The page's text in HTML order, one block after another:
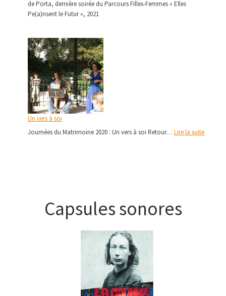
de Porta, dernière soirée du Parcours Filles-Femmes « Elles
Pe(a)nsent le Futur », 2021
Un vers à soi
Journées du Matrimoine 2020 : Un vers à soi Retour… Lire la suite: Un
Capsules sonores